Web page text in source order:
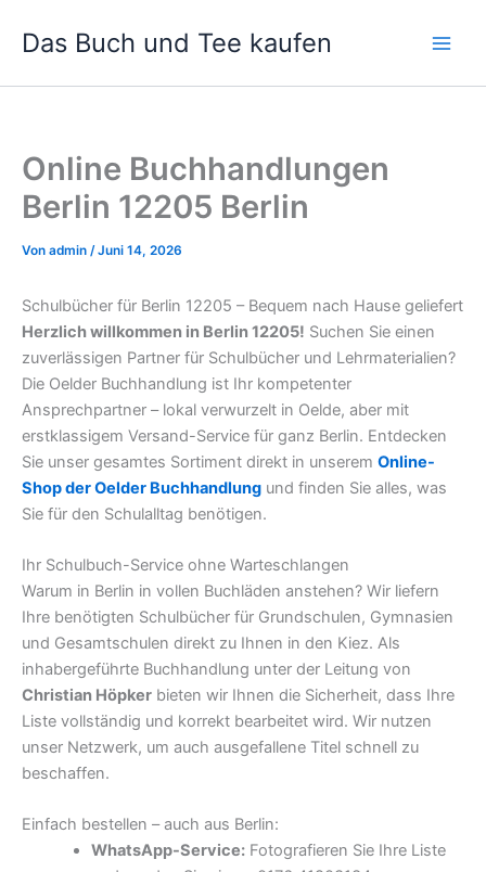
InhaltDas Buch und Tee kaufen
Online Buchhandlungen
Berlin 12205 Berlin
Von admin /Juni 14, 2026
Schulbücher für Berlin 12205 – Bequem nach Hause geliefert
Herzlich willkommen in Berlin 12205! Suchen Sie einen
zuverlässigen Partner für Schulbücher und Lehrmaterialien?
Die Oelder Buchhandlung ist Ihr kompetenter
Ansprechpartner – lokal verwurzelt in Oelde, aber mit
erstklassigem Versand-Service für ganz Berlin. Entdecken
Sie unser gesamtes Sortiment direkt in unserem Online-
Shop der Oelder Buchhandlung und finden Sie alles, was
Sie für den Schulalltag benötigen.
Ihr Schulbuch-Service ohne Warteschlangen
Warum in Berlin in vollen Buchläden anstehen? Wir liefern
Ihre benötigten Schulbücher für Grundschulen, Gymnasien
und Gesamtschulen direkt zu Ihnen in den Kiez. Als
inhabergeführte Buchhandlung unter der Leitung von
Christian Höpker bieten wir Ihnen die Sicherheit, dass Ihre
Liste vollständig und korrekt bearbeitet wird. Wir nutzen
unser Netzwerk, um auch ausgefallene Titel schnell zu
beschaffen.
Einfach bestellen – auch aus Berlin:
WhatsApp-Service:Fotografieren Sie Ihre Liste